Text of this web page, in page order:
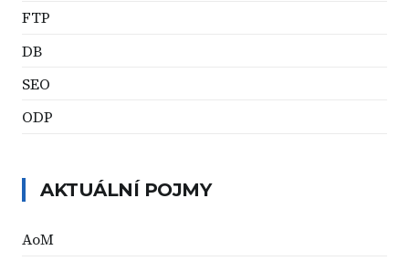
FTP
DB
SEO
ODP
AKTUÁLNÍ POJMY
AoM